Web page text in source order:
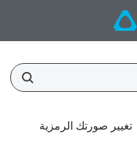
تغيير صورتك الرمزية